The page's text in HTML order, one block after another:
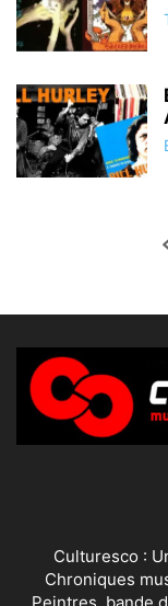
Culturesco :
Chroniques